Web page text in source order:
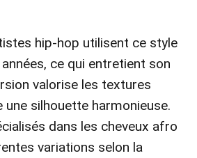
hip-hop utilisent ce style
ce qui entretient son
valorise les textures
une silhouette harmonieuse.
dans les cheveux afro
variations selon la